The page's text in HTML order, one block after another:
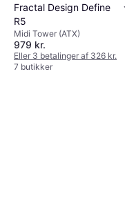
Fractal Design Define
R5
Midi Tower (ATX)
979 kr.
Eller 3 betalinger af 326 kr.
7 butikker